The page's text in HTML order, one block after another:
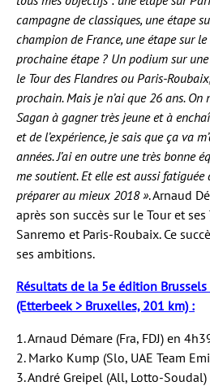
campagne de classiques, une étape
champion de France, une étape sur
prochaine étape ? Un podium sur
le Tour des Flandres ou Paris-
prochain. Mais je n’ai que 26 ans. On
Sagan à gagner très jeune et à
et de l’expérience, je sais que ça va
années. J’ai en outre une très bonne
me soutient. Et elle est aussi fatiguée
préparer au mieux 2018 ». Arnaud
après son succès sur le Tour et
Sanremo et Paris-Roubaix. Ce
ses ambitions.
Résultats de la 5e édition Brussels
(Etterbeek > Bruxelles, 201 km) :
1. Arnaud Démare (Fra, FDJ) en
2. Marko Kump (Slo, UAE Team
3. André Greipel (All, Lotto-Soudal)